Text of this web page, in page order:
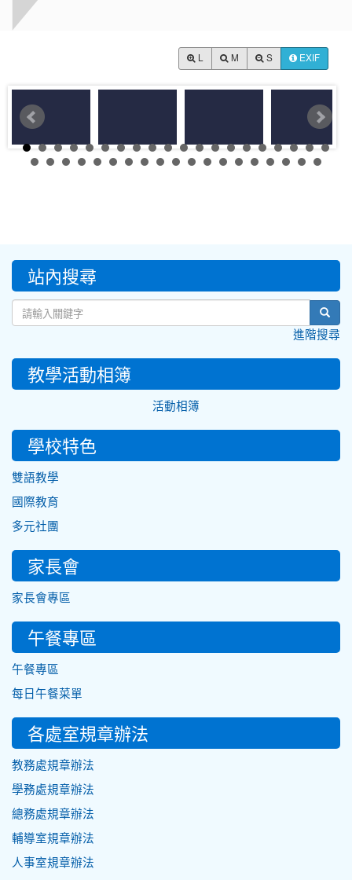
M S EXIF
::: 站內搜尋
進階搜尋
教學活動相簿
活動相簿
學校特色
雙語教學
國際教育
多元社團
家長會
家長會專區
午餐專區
午餐專區
每日午餐菜單
各處室規章辦法
教務處規章辦法
學務處規章辦法
總務處規章辦法
輔導室規章辦法
人事室規章辦法